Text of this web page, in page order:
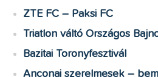
ZTE FC – Paksi FC
Triatlon váltó Országos
Bazitai Toronyfesztivál
Anconai szerelmesek –